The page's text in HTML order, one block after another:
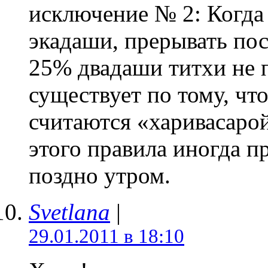
исключение № 2: Когда
экадаши, прерывать
25% двадаши титхи не
существует по тому,
считаются
этого правила иногда
поздно утром.
Svetlana |
29.01.2011 в 18:10